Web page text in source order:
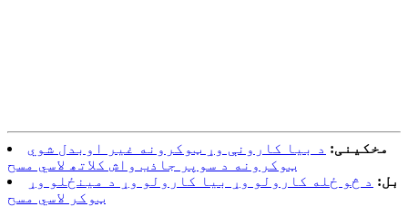
مخکینی: د بیا کارونې وړ ټوکرونه غیر اوبدل شوي
ټوکرونه د سوپر جاذب واش کلاتھ لاسي مسح
بل: د څو ځله کارولو وړ بیا کارولو وړ د مینځلو وړ
ټوکر لاسي مسح